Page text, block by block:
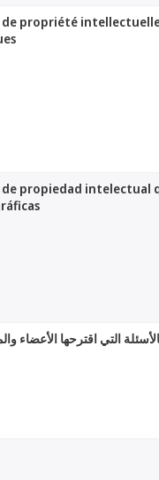
de propriété
propiedad intelectual
التي اقترحها